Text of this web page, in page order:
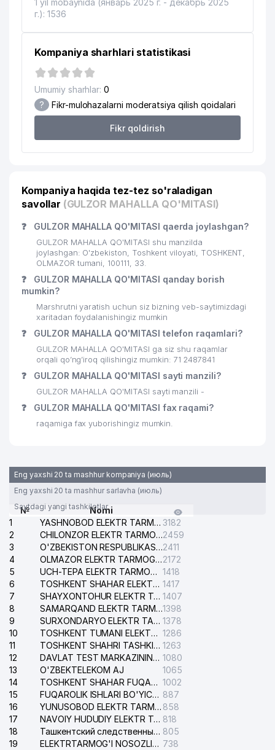
1 yil mobaynida (январь 2025 г. - декабрь 2025
г.): 1536
Kompaniya sharhlari statistikasi
Umumiy sharhlar: 0
? Fikr-mulohazalarni moderatsiya qilish qoidalari
Fikr qoldirish
Kompaniya haqida tez-tez so'raladigan
savollar (GULZOR MAHALLA QO'MITASI)
❓ GULZOR MAHALLA QO'MITASI qaerda joylashgan?
GULZOR MAHALLA QO'MITASI shu manzilda
joylashgan: O'zbekiston, Toshkent viloyati, TOSHKENT,
OLMAZOR tumani, 100111, 33.
❓
GULZOR MAHALLA QO'MITASI qanday borish
mumkin?
Marshrutni yaratish uchun siz bizning veb-saytimizdagi
xaritadan foydalanishingiz mumkin
❓ GULZOR MAHALLA QO'MITASI telefon raqamlari?
GULZOR MAHALLA QO'MITASI ga siz shu raqamlar
orqali qo’ng’iroq qilishingiz mumkin: 71 2487841
❓ GULZOR MAHALLA QO'MITASI sayti manzili?
GULZOR MAHALLA QO'MITASI sayti manzili -
❓ GULZOR MAHALLA QO'MITASI fax raqami?
raqamiga fax yuborishingiz mumkin.
Eng yaxshi 20 ta mashhur kompaniya (июль)
Eng yaxshi 20 ta mashhur sarlavha (июль)
Saytdagi yangi tashkilotlar
№
Nomi
1
YASHNOBOD ELEKTR TARMOG'I NOSOZLIKLARI XIZMATI 3182
2
CHILONZOR ELEKTR TARMOG'I NOSOZLIK XIZMATI2459
3
O'ZBEKISTON RESPUBLIKASI BOSH PROKURATURASI ISHONCH TELEFONI2411
4
OLMAZOR ELEKTR TARMOG'I NOSOZLIKLARI XIZMATI2172
5
UCH-TEPA ELEKTR TARMOG'I NOSOZLIKLARI XIZMATI 1418
6
TOSHKENT SHAHAR ELEKTR TARMOQLARI KORXONASI AJ 1417
7
SHAYXONTOHUR ELEKTR TARMOG'I NOSOZLIKLARINI TUZATISH XIZMATI 1407
8
SAMARQAND ELEKTR TARMOQLARI AJ1398
9
SURXONDARYO ELEKTR TARMOQLARI AJ 1378
10
TOSHKENT TUMANI ELEKTR TARMOG'I AVARIYA XIZMATI 1286
11
TOSHKENT SHAHRI TASHKILOT TELEFONLARI HAQIDA MA'LUMOT BYUROSI 1263
12
DAVLAT TEST MARKAZINING ISHONCH TELEFONLARI 1080
13
O'ZBEKTELEKOM AJ
1065
14
TOSHKENT SHAHAR FUQAROLIK ISHLARI BO'YICHA SUDI 1002
15
FUQAROLIK ISHLARI BO'YICHA YAKKASAROY TUMANLARARO SUDI 887
16
YUNUSOBOD ELEKTR TARMOG'I NOSOZLIKLARI XIZMATI 858
17
NAVOIY HUDUDIY ELEKTR TARMOQLARI KORXONASI AJ 818
18
Ташкентский следственный изолятор 805
19
ELEKTRTARMOG'I NOSOZLIKLARINI TO'ZATISH SERGELI XIZMATI 738